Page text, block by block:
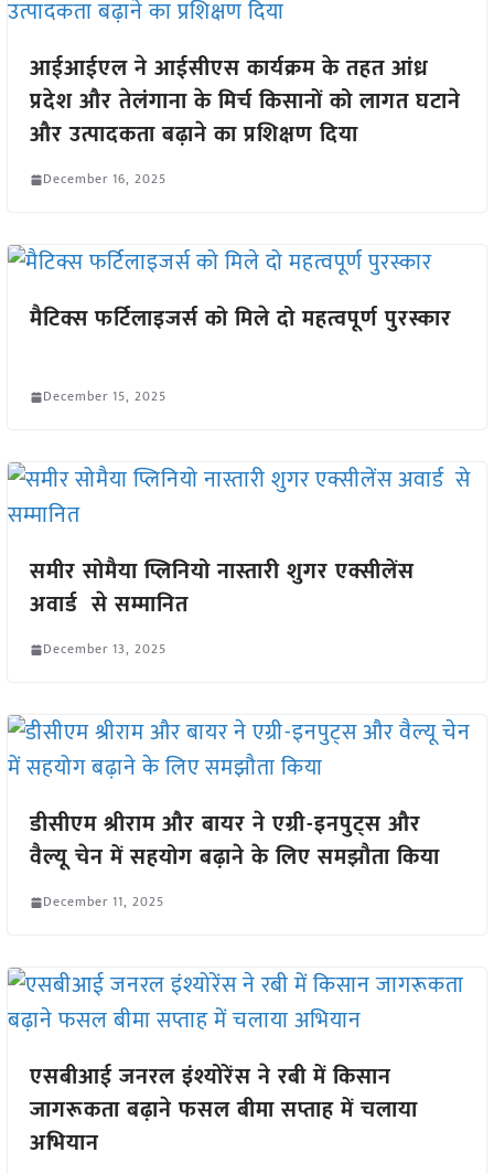
आईआईएल ने आईसीएस कार्यक्रम के तहत आंध्र
प्रदेश और तेलंगाना के मिर्च किसानों को लागत घटाने
और उत्पादकता बढ़ाने का प्रशिक्षण दिया
December 16, 2025
मैटिक्स फर्टिलाइजर्स को मिले दो महत्वपूर्ण पुरस्कार
December 15, 2025
समीर सोमैया प्लिनियो नास्तारी शुगर एक्सीलेंस
अवार्ड से सम्मानित
December 13, 2025
डीसीएम श्रीराम और बायर ने एग्री-इनपुट्स और
वैल्यू चेन में सहयोग बढ़ाने के लिए समझौता किया
December 11, 2025
एसबीआई जनरल इंश्योरेंस ने रबी में किसान
जागरूकता बढ़ाने फसल बीमा सप्ताह में चलाया
अभियान